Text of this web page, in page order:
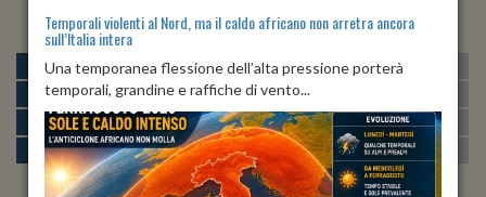
MATTINA min:19º max:25º U:
POMERIGGIO min:25º max:27º
SERA min:23º max:29º U:65% 86%
NOTTE min: 19º max:21º U:93%
Temporali violenti al Nord, ma il caldo africano non arretra ancora
sull’Italia intera
Una temporanea flessione dell’alta pressione porterà
temporali, grandine e raffiche di vento...